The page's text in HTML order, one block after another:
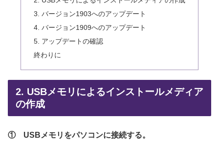
3. バージョン1903へのアップデート
4. バージョン1909へのアップデート
5. アップデートの確認
終わりに
2. USBメモリによるインストールメディア
の作成
① USBメモリをパソコンに接続する。